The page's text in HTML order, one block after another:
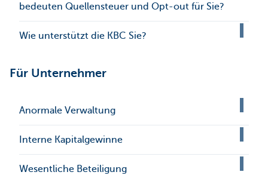
bedeuten Quellensteuer und Opt-out für Sie?
Wie unterstützt die KBC Sie?
Für Unternehmer
Anormale Verwaltung
Interne Kapitalgewinne
Wesentliche Beteiligung